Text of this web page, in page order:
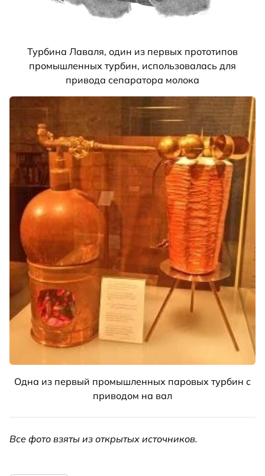
Турбина Лаваля, один из первых прототипов
промышленных турбин, использовалась для
привода сепаратора молока
Одна из первый промышленных паровых турбин с
приводом на вал
Все фото взяты из открытых источников.